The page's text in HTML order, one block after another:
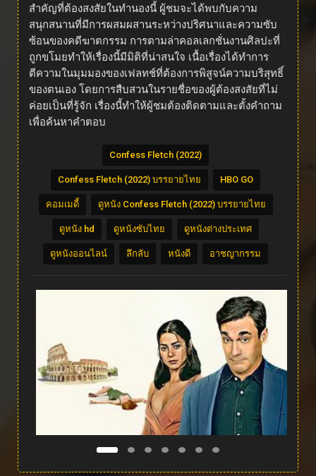
สำคัญที่ต้องสงสัยในทำนองนี้ ผู้ชมจะได้พบกับความ
สนุกสนานที่มีการผสมผสานระหว่างปริศนาและความซับ
ซ้อนของคดีฆาตกรรม การตามล่าคอลเลกชั่นงานศิลปะที่
ถูกขโมยทำให้เรื่องนี้มีมิติที่น่าสนใจ เนื้อเรื่องได้ทำการ
ตีความในมุมมองของเฟลทช์ที่ต้องการพิสูจน์ความบริสุทธิ์
ของตนเอง โดยการสืบสวนในรายชื่อของผู้ต้องสงสัยที่ไม่
ค่อยเป็นที่รู้จัก เรื่องนี้ทำให้ผู้ชมต้องติดตามและตั้งคำถาม
เพื่อค้นหาคำตอบ
Confess Fletch (2022)
Confess Fletch (2022) บรรยายไทย HBO GO
คอมเมดี้ ดูหนัง Confess Fletch (2022) บรรยายไทย
ดูหนัง hd ดูหนังซับไทย ดูหนังต่างประเทศ
ดูหนังออนไลน์ ลึกลับ หนังดี อาชญากรรม